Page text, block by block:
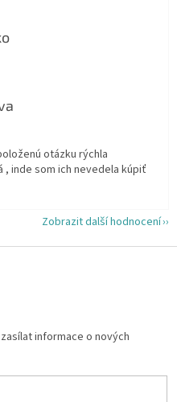
5 z 5 hvězdiček.
5 z 5 hvězdiček.
otázku rýchla
inde som ich nevedela kúpiť
Zobrazit další hodnocení
informace o nových